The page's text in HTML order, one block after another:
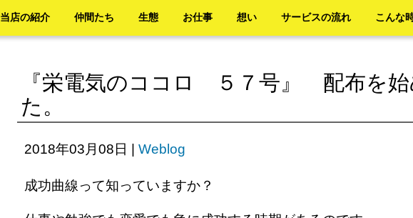
当店の紹介 仲間たち 生態 お仕事 想い サービスの流れ こんな
『栄電気のココロ ５７号』 配布を始
た。
2018年03月08日 Weblog
成功曲線って知っていますか？